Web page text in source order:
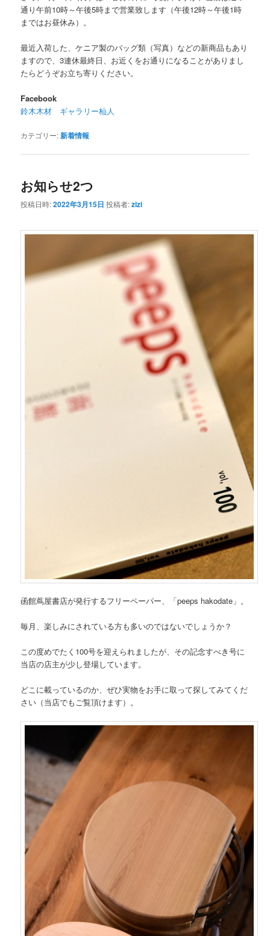
通り午前10時～午後5時まで営業致します（午後12時～午後1時
まではお昼休み）。
最近入荷した、ケニア製のバッグ類（写真）などの新商品もあり
ますので、3連休最終日、お近くをお通りになることがありまし
たらどうぞお立ち寄りください。
Facebook
鈴木木材 ギャラリー杣人
カテゴリー:新着情報
お知らせ2つ
投稿日時:2022年3月15日 投稿者:zizi
函館蔦屋書店が発行するフリーペーパー、「peeps hakodate」。
毎月、楽しみにされている方も多いのではないでしょうか？
この度めでたく100号を迎えられましたが、その記念すべき号に
当店の店主が少し登場しています。
どこに載っているのか、ぜひ実物をお手に取って探してみてくだ
さい（当店でもご覧頂けます）。